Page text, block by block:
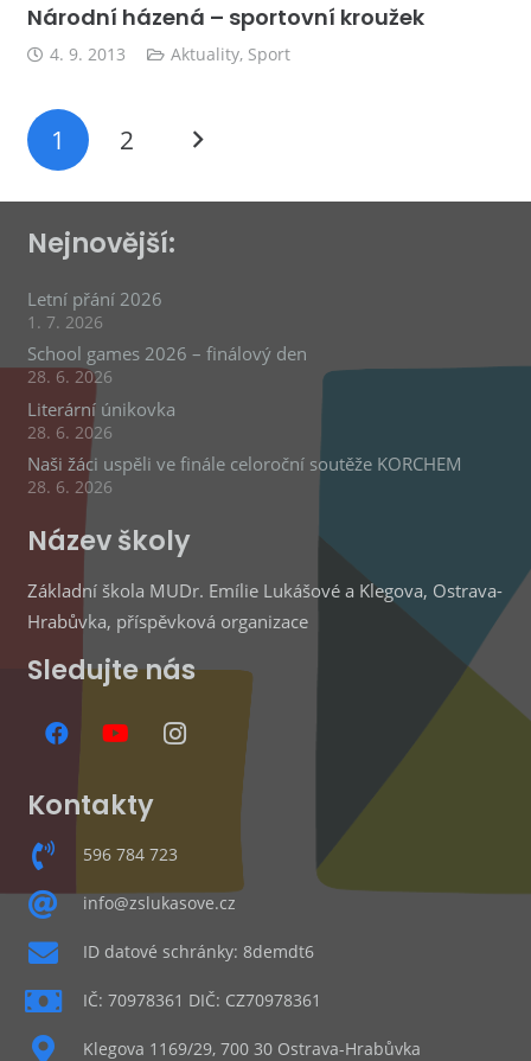
Národní házená – sportovní kroužek
4. 9. 2013 Aktuality, Sport
1 2
Nejnovější:
Letní přání 2026
1. 7. 2026
School games 2026 – finálový den
28. 6. 2026
Literární únikovka
28. 6. 2026
Naši žáci uspěli ve finále celoroční soutěže KORCHEM
28. 6. 2026
Název školy
Základní škola MUDr. Emílie Lukášové a Klegova, Ostrava-
Hrabůvka, příspěvková organizace
Sledujte nás
Kontakty
596 784 723
info@zslukasove.cz
ID datové schránky: 8demdt6
IČ: 70978361 DIČ: CZ70978361
Klegova 1169/29, 700 30 Ostrava-Hrabůvka